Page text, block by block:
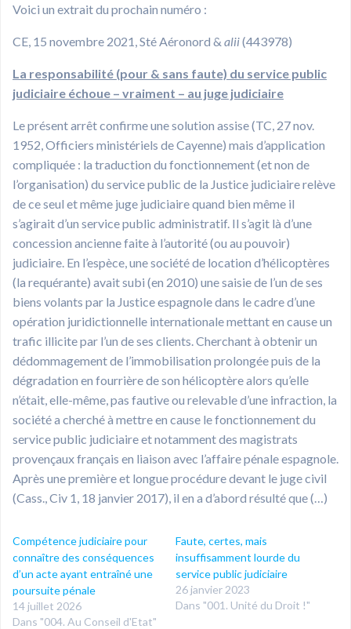
Voici un extrait du prochain numéro :
CE, 15 novembre 2021, Sté Aéronord & alii(443978)
La responsabilité (pour & sans faute) du service public
judiciaire échoue – vraiment – au juge judiciaire
Le présent arrêt confirme une solution assise (TC, 27 nov.
1952, Officiers ministériels de Cayenne) mais d’application
compliquée : la traduction du fonctionnement (et non de
l’organisation) du service public de la Justice judiciaire relève
de ce seul et même juge judiciaire quand bien même il
s’agirait d’un service public administratif. Il s’agit là d’une
concession ancienne faite à l’autorité (ou au pouvoir)
judiciaire. En l’espèce, une société de location d’hélicoptères
(la requérante) avait subi (en 2010) une saisie de l’un de ses
biens volants par la Justice espagnole dans le cadre d’une
opération juridictionnelle internationale mettant en cause un
trafic illicite par l’un de ses clients. Cherchant à obtenir un
dédommagement de l’immobilisation prolongée puis de la
dégradation en fourrière de son hélicoptère alors qu’elle
n’était, elle-même, pas fautive ou relevable d’une infraction, la
société a cherché à mettre en cause le fonctionnement du
service public judiciaire et notamment des magistrats
provençaux français en liaison avec l’affaire pénale espagnole.
Après une première et longue procédure devant le juge civil
(Cass., Civ 1, 18 janvier 2017), il en a d’abord résulté que (…)
Compétence judiciaire pour
connaître des conséquences
d’un acte ayant entraîné une
poursuite pénale
14 juillet 2026
Dans "004. Au Conseil d'Etat"
Faute, certes, mais
insuffisamment lourde du
service public judiciaire
26 janvier 2023
Dans "001. Unité du Droit !"